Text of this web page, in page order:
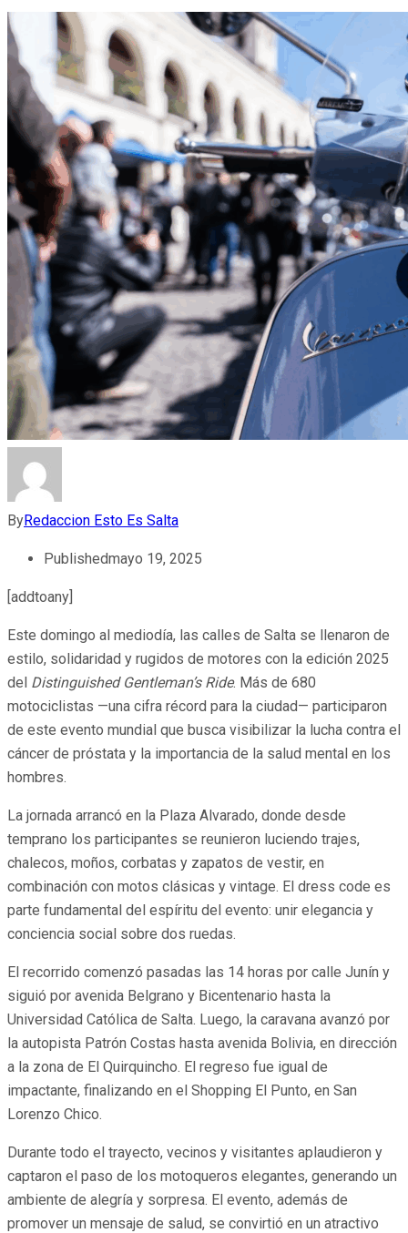
ByRedaccion Esto Es Salta
Publishedmayo 19, 2025
[addtoany]
Este domingo al mediodía, las calles de Salta se llenaron de
estilo, solidaridad y rugidos de motores con la edición 2025
del Distinguished Gentleman’s Ride. Más de 680
motociclistas —una cifra récord para la ciudad— participaron
de este evento mundial que busca visibilizar la lucha contra el
cáncer de próstata y la importancia de la salud mental en los
hombres.
La jornada arrancó en la Plaza Alvarado, donde desde
temprano los participantes se reunieron luciendo trajes,
chalecos, moños, corbatas y zapatos de vestir, en
combinación con motos clásicas y vintage. El dress code es
parte fundamental del espíritu del evento: unir elegancia y
conciencia social sobre dos ruedas.
El recorrido comenzó pasadas las 14 horas por calle Junín y
siguió por avenida Belgrano y Bicentenario hasta la
Universidad Católica de Salta. Luego, la caravana avanzó por
la autopista Patrón Costas hasta avenida Bolivia, en dirección
a la zona de El Quirquincho. El regreso fue igual de
impactante, finalizando en el Shopping El Punto, en San
Lorenzo Chico.
Durante todo el trayecto, vecinos y visitantes aplaudieron y
captaron el paso de los motoqueros elegantes, generando un
ambiente de alegría y sorpresa. El evento, además de
promover un mensaje de salud, se convirtió en un atractivo